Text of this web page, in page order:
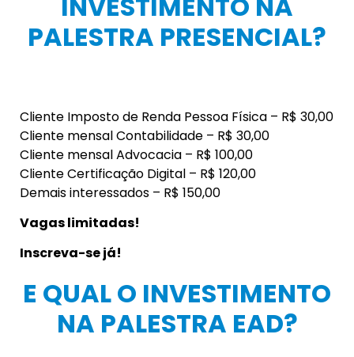
PALESTRA PRESENCIAL?
Cliente Imposto de Renda Pessoa Física – R$ 30,00
Cliente mensal Contabilidade – R$ 30,00
Cliente mensal Advocacia – R$ 100,00
Cliente Certificação Digital – R$ 120,00
Demais interessados – R$ 150,00
Vagas limitadas!
Inscreva-se já!
E QUAL O INVESTIMENTO
NA PALESTRA EAD?